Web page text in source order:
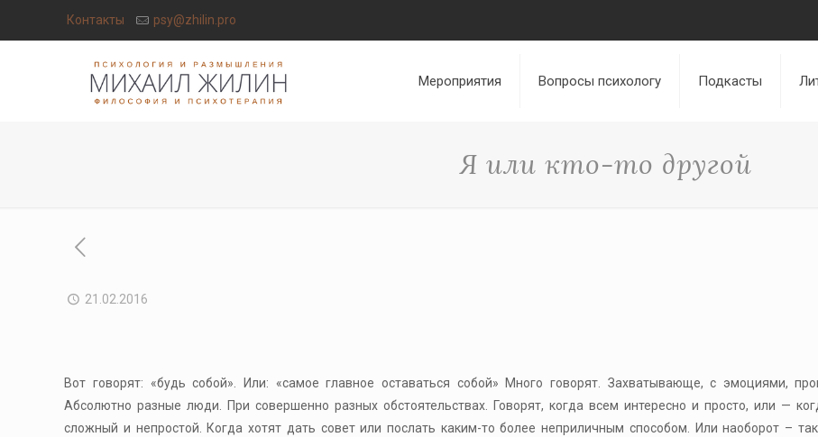
Контакты psy@zhilin.pro
Мероприятия Вопросы психологу Подкасты
Я или кто-то другой
21.02.2016
Вот говорят: «будь собой». Или: «самое главное оставаться собой» Много говорят. Захватывающе, с эмоциями,
Абсолютно разные люди. При совершенно разных обстоятельствах. Говорят, когда всем интересно и просто, или —
сложный и непростой. Когда хотят дать совет или послать каким-то более неприличным способом. Или наоборот –